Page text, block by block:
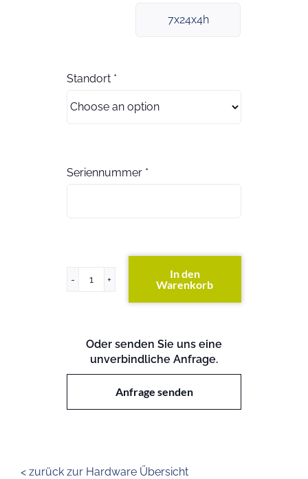
7x24x4h
Standort *
Seriennummer *
ProLiant
In den
Warenkorb
Oder senden Sie uns eine
unverbindliche Anfrage.
Anfrage senden
< zurück zur Hardware Übersicht